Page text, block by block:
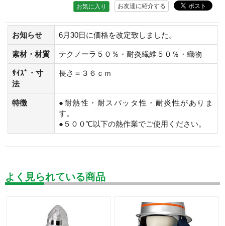
お友達に紹介する
お気に入り
お知らせ 6月30日に価格を改定致しました。
素材・材質 テクノーラ５０％・耐炎繊維５０％・織物
ｻｲｽﾞ・寸
法
長さ＝３６ｃｍ
特徴
●耐熱性・耐スパッタ性・耐炎性がありま
す。
●５００℃以下の熱作業でご使用ください。
よく見られている商品